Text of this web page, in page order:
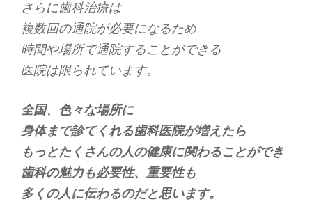
さらに歯科治療は
複数回の通院が必要になるため
時間や場所で通院することができる
医院は限られています。
全国、色々な場所に
身体まで診てくれる歯科医院が増えたら
もっとたくさんの人の健康に関わることができ
歯科の魅力も必要性、重要性も
多くの人に伝わるのだと思います。